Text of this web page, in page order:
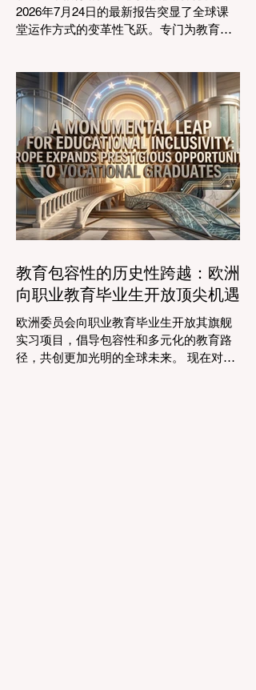
#普及率。代表们庆祝了教育特许经营模式
和共享平台的快速增长，这些模式和平台
程。通过利用新的可扩展模式，教育机构
可以触及边缘化社区，确保地理位置不再
限制学生的潜力。在改善机会的同
2026年7月24日的最新报告突显了全球课
堂运作方式的变革性飞跃。专门为教育工
时的行政任务的自动化，这些先进的工具
正在引领一个 #学术卓越 和无与伦比的 #
学生支持 的新时代，这也高度契合了中国
教育现代化的强劲需求。 多年来，教育工
作者面临着日益繁重的行政工作量，这有
时会减少实际的教学时间。然而，最新一
波的 #数字创新 正在直接应对这一挑战。
智能系统现在正积极协助进行课程规划、
资源创建和复杂的表现分析。这一突破使
教师能够将精力和专业知识奉献给真正重
供高质量的教育。通过大幅减少文书工作
时间，教育机构的员工士气和留任率也得
和积极的环境。 这种 #技术整合 最受赞誉
的成果之一是 #个性化学习 的显著增强。
由于智能技术可以即时分析个人的学习模
教育包容性的历史性跨越：欧洲
向职业教育毕业生开放顶尖机遇
欧洲委员会向职业教育毕业生开放其旗舰
实习项目，倡导包容性和多元化的教育路
径，共创更加光明的全球未来。 现在对于